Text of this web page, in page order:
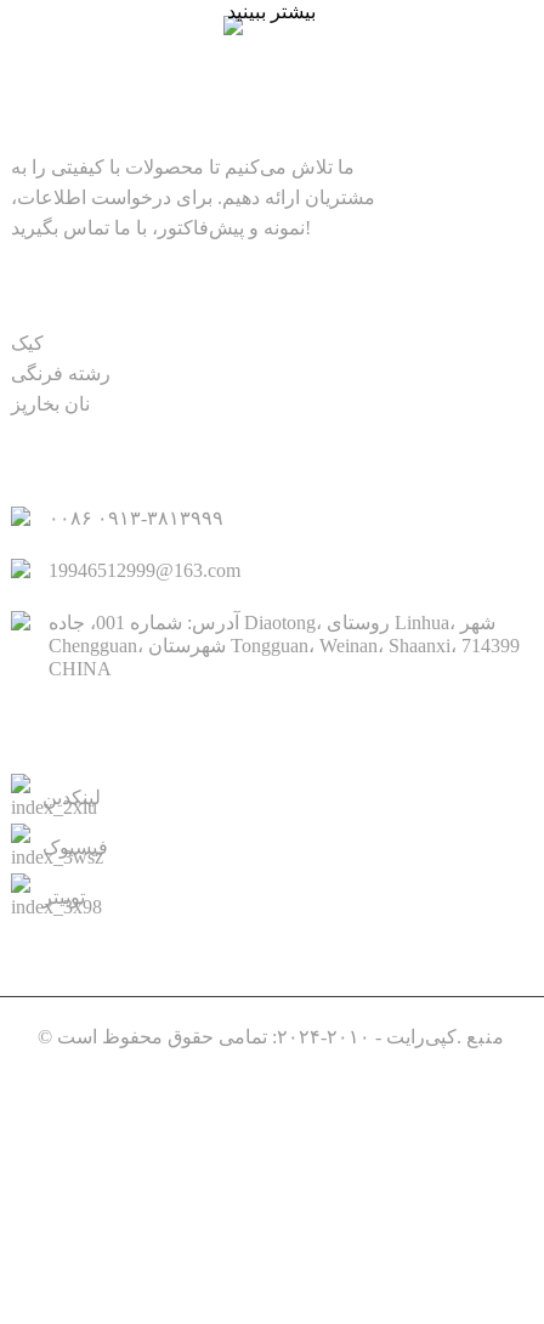
بیشتر ببینید
ما تلاش می‌کنیم تا محصولات با کیفیتی را به
مشتریان ارائه دهیم. برای درخواست اطلاعات،
نمونه و پیش‌فاکتور، با ما تماس بگیرید!
کیک
رشته فرنگی
نان بخارپز
۰۰۸۶ ۰۹۱۳-۳۸۱۳۹۹۹
19946512999@163.com
آدرس: شماره 001، جاده Diaotong، روستای Linhua، شهر
Chengguan، شهرستان Tongguan، Weinan، Shaanxi، 714399
CHINA
لینکدین
فیسبوک
توییتر
© کپی‌رایت - ۲۰۱۰-۲۰۲۴: تمامی حقوق محفوظ است. منبع